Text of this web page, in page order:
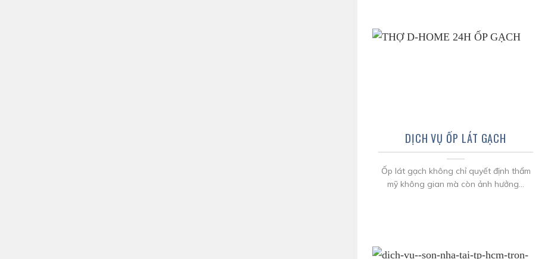
DỊCH VỤ ỐP LÁT GẠCH
Ốp lát gạch không chỉ quyết định thẩm
mỹ không gian mà còn ảnh hưởng...